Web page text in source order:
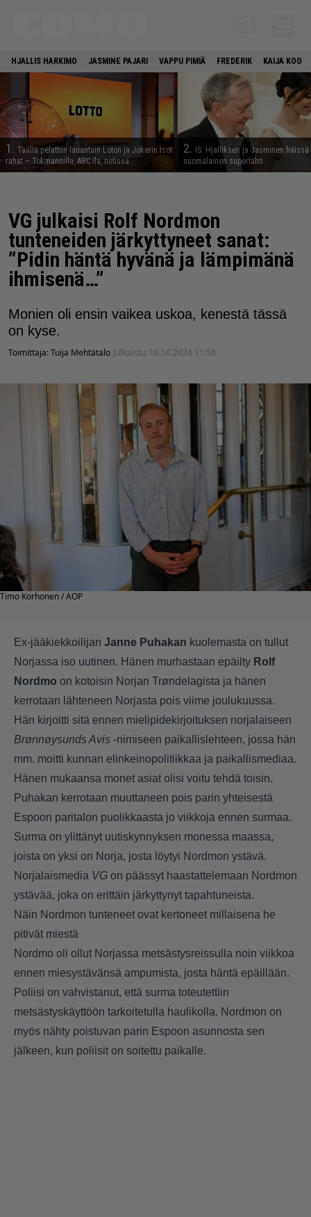
HJALLIS HARKIMO JASMINE PAJARI VAPPU PIMIÄ FREDERIK KAIJA KOO
1. Täällä pelattiin lauantain Loton ja Jokerin isot
rahat – Tokmannilla, ABC:lla, netissä…
2.
IS: Hjalliksen ja Jasminen häissä
suomalainen supertähti
VG julkaisi Rolf Nordmon
tunteneiden järkyttyneet sanat:
”Pidin häntä hyvänä ja lämpimänä
ihmisenä…”
Monien oli ensin vaikea uskoa, kenestä tässä
on kyse.
Toimittaja:Tuija Mehtätalo Julkaistu: 16.10.2024 11:58
Timo Korhonen / AOP
Ex-jääkiekkoilijan Janne Puhakan kuolemasta on tullut
Norjassa iso uutinen. Hänen murhastaan epäilty Rolf
Nordmo on kotoisin Norjan Trøndelagista ja hänen
kerrotaan lähteneen Norjasta pois viime joulukuussa.
Hän kirjoitti sitä ennen mielipidekirjoituksen norjalaiseen
Brønnøysunds Avis -nimiseen paikallislehteen, jossa hän
mm. moitti kunnan elinkeinopolitiikkaa ja paikallismediaa.
Hänen mukaansa monet asiat olisi voitu tehdä toisin.
Puhakan kerrotaan muuttaneen pois parin yhteisestä
Espoon paritalon puolikkaasta jo viikkoja ennen surmaa.
Surma on ylittänyt uutiskynnyksen monessa maassa,
joista on yksi on Norja, josta löytyi Nordmon ystävä.
Norjalaismedia VG on päässyt haastattelemaan Nordmon
ystävää, joka on erittäin järkyttynyt tapahtuneista.
Näin Nordmon tunteneet ovat kertoneet millaisena he
pitivät miestä
Nordmo oli ollut Norjassa metsästysreissulla noin viikkoa
ennen miesystävänsä ampumista, josta häntä epäillään.
Poliisi on vahvistanut, että surma toteutettiin
metsästyskäyttöön tarkoitetulla haulikolla. Nordmon on
myös nähty poistuvan parin Espoon asunnosta sen
jälkeen, kun poliisit on soitettu paikalle.